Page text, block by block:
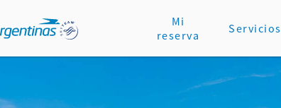
Mi
reserva
Servicios